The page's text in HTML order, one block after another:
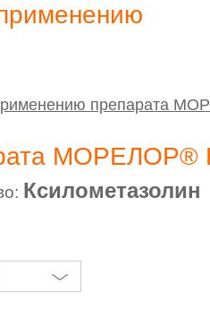
препарата
Ксилометазолин